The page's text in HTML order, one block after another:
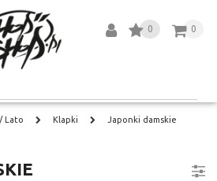
0
0
Lato Klapki Japonki damskie